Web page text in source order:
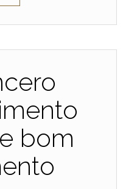
bom